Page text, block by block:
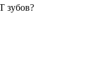
зубов?